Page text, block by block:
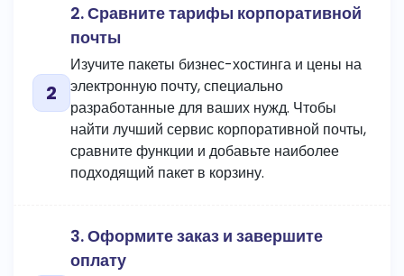
2. Сравните тарифы корпоративной
почты
Изучите пакеты бизнес-хостинга и цены на
электронную почту, специально
разработанные для ваших нужд. Чтобы
найти лучший сервис корпоративной почты,
сравните функции и добавьте наиболее
подходящий пакет в корзину.
3. Оформите заказ и завершите
оплату